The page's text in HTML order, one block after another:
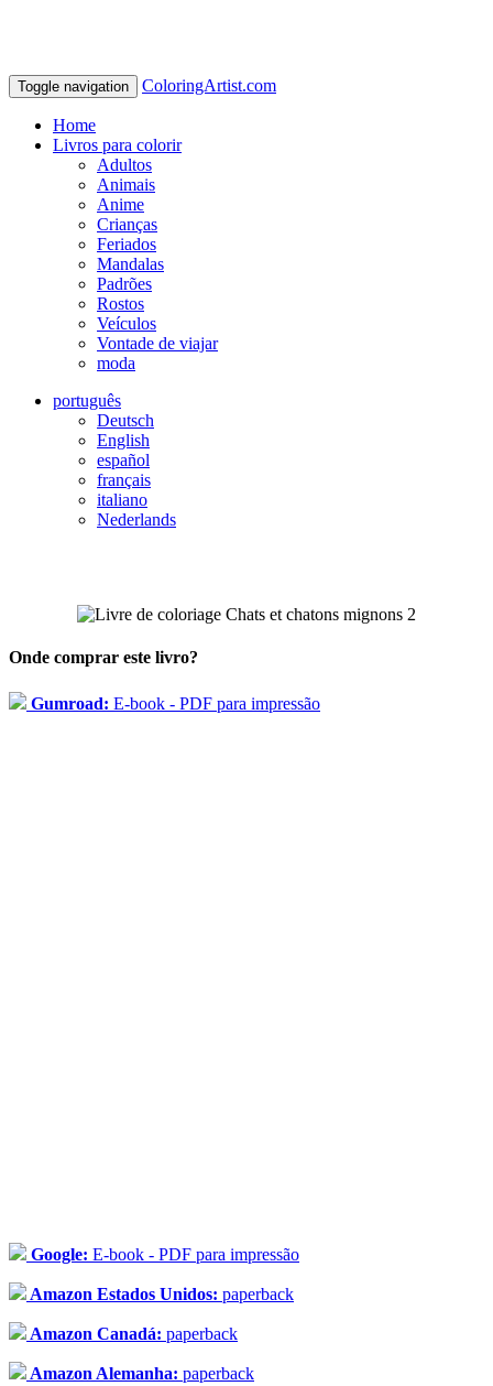
Toggle navigation ColoringArtist.com
Home
Livros para colorir
Adultos
Animais
Anime
Crianças
Feriados
Mandalas
Padrões
Rostos
Veículos
Vontade de viajar
moda
português
Deutsch
English
español
français
italiano
Nederlands
Onde comprar este livro?
Gumroad: E-book - PDF para impressão
Google: E-book - PDF para impressão
Amazon Estados Unidos: paperback
Amazon Canadá: paperback
Amazon Alemanha: paperback